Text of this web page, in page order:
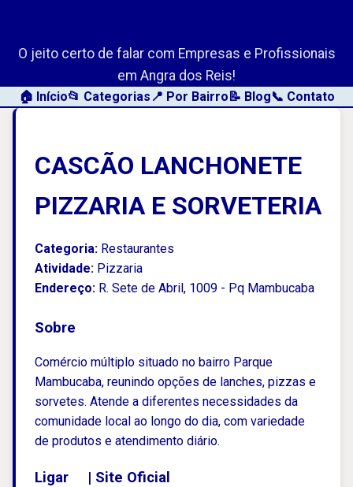
O jeito certo de falar com Empresas e Profissionais
em Angra dos Reis!
🏠 Início📂 Categorias 📍 Por Bairro📝 Blog📞 Contato
CASCÃO LANCHONETE
PIZZARIA E SORVETERIA
Categoria: Restaurantes
Atividade: Pizzaria
Endereço: R. Sete de Abril, 1009 - Pq Mambucaba
Sobre
Comércio múltiplo situado no bairro Parque
Mambucaba, reunindo opções de lanches, pizzas e
sorvetes. Atende a diferentes necessidades da
comunidade local ao longo do dia, com variedade
de produtos e atendimento diário.
Ligar | Site Oficial